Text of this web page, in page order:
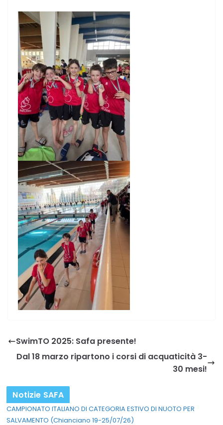
SwimTO 2025: Safa presente!
Dal 18 marzo ripartono i corsi di acquaticità 3-
30 mesi!
Notizie SAFA
CAMPIONATO ITALIANO DI CATEGORIA ESTIVO DI NUOTO PER
SALVAMENTO (Chianciano 19-25/07/26)